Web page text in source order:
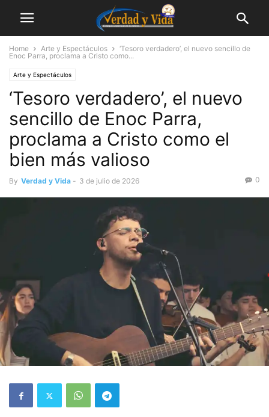
Home Arte y Espectáculos
‘Tesoro verdadero’, el nuevo sencillo de
Enoc Parra, proclama a Cristo como...
Arte y Espectáculos
‘Tesoro verdadero’, el nuevo
sencillo de Enoc Parra,
proclama a Cristo como el
bien más valioso
By Verdad y Vida - 3 de julio de 2026 0